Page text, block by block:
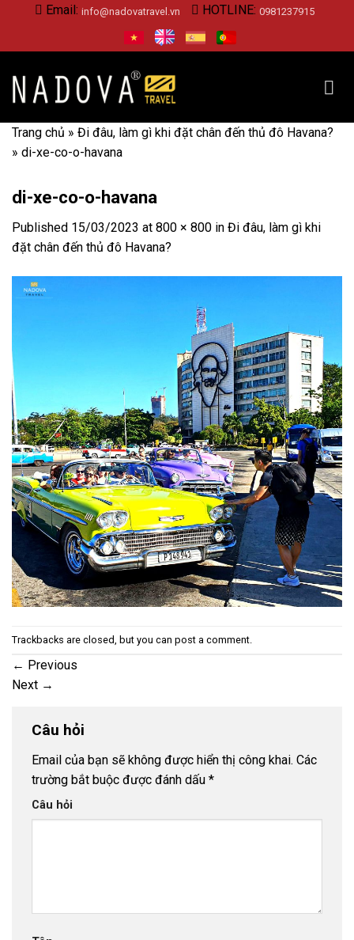
content
Email: info@nadovatravel.vn HOTLINE: 0981237915
Trang chủ » Đi đâu, làm gì khi đặt chân đến thủ đô Havana?
» di-xe-co-o-havana
di-xe-co-o-havana
Published 15/03/2023 at 800 × 800 in Đi đâu, làm gì khi
đặt chân đến thủ đô Havana?
Trackbacks are closed, but you can post a comment
← Previous
Next →
Câu hỏi
Email của bạn sẽ không được hiển thị công khai. Các
trường bắt buộc được đánh dấu *
Câu hỏi